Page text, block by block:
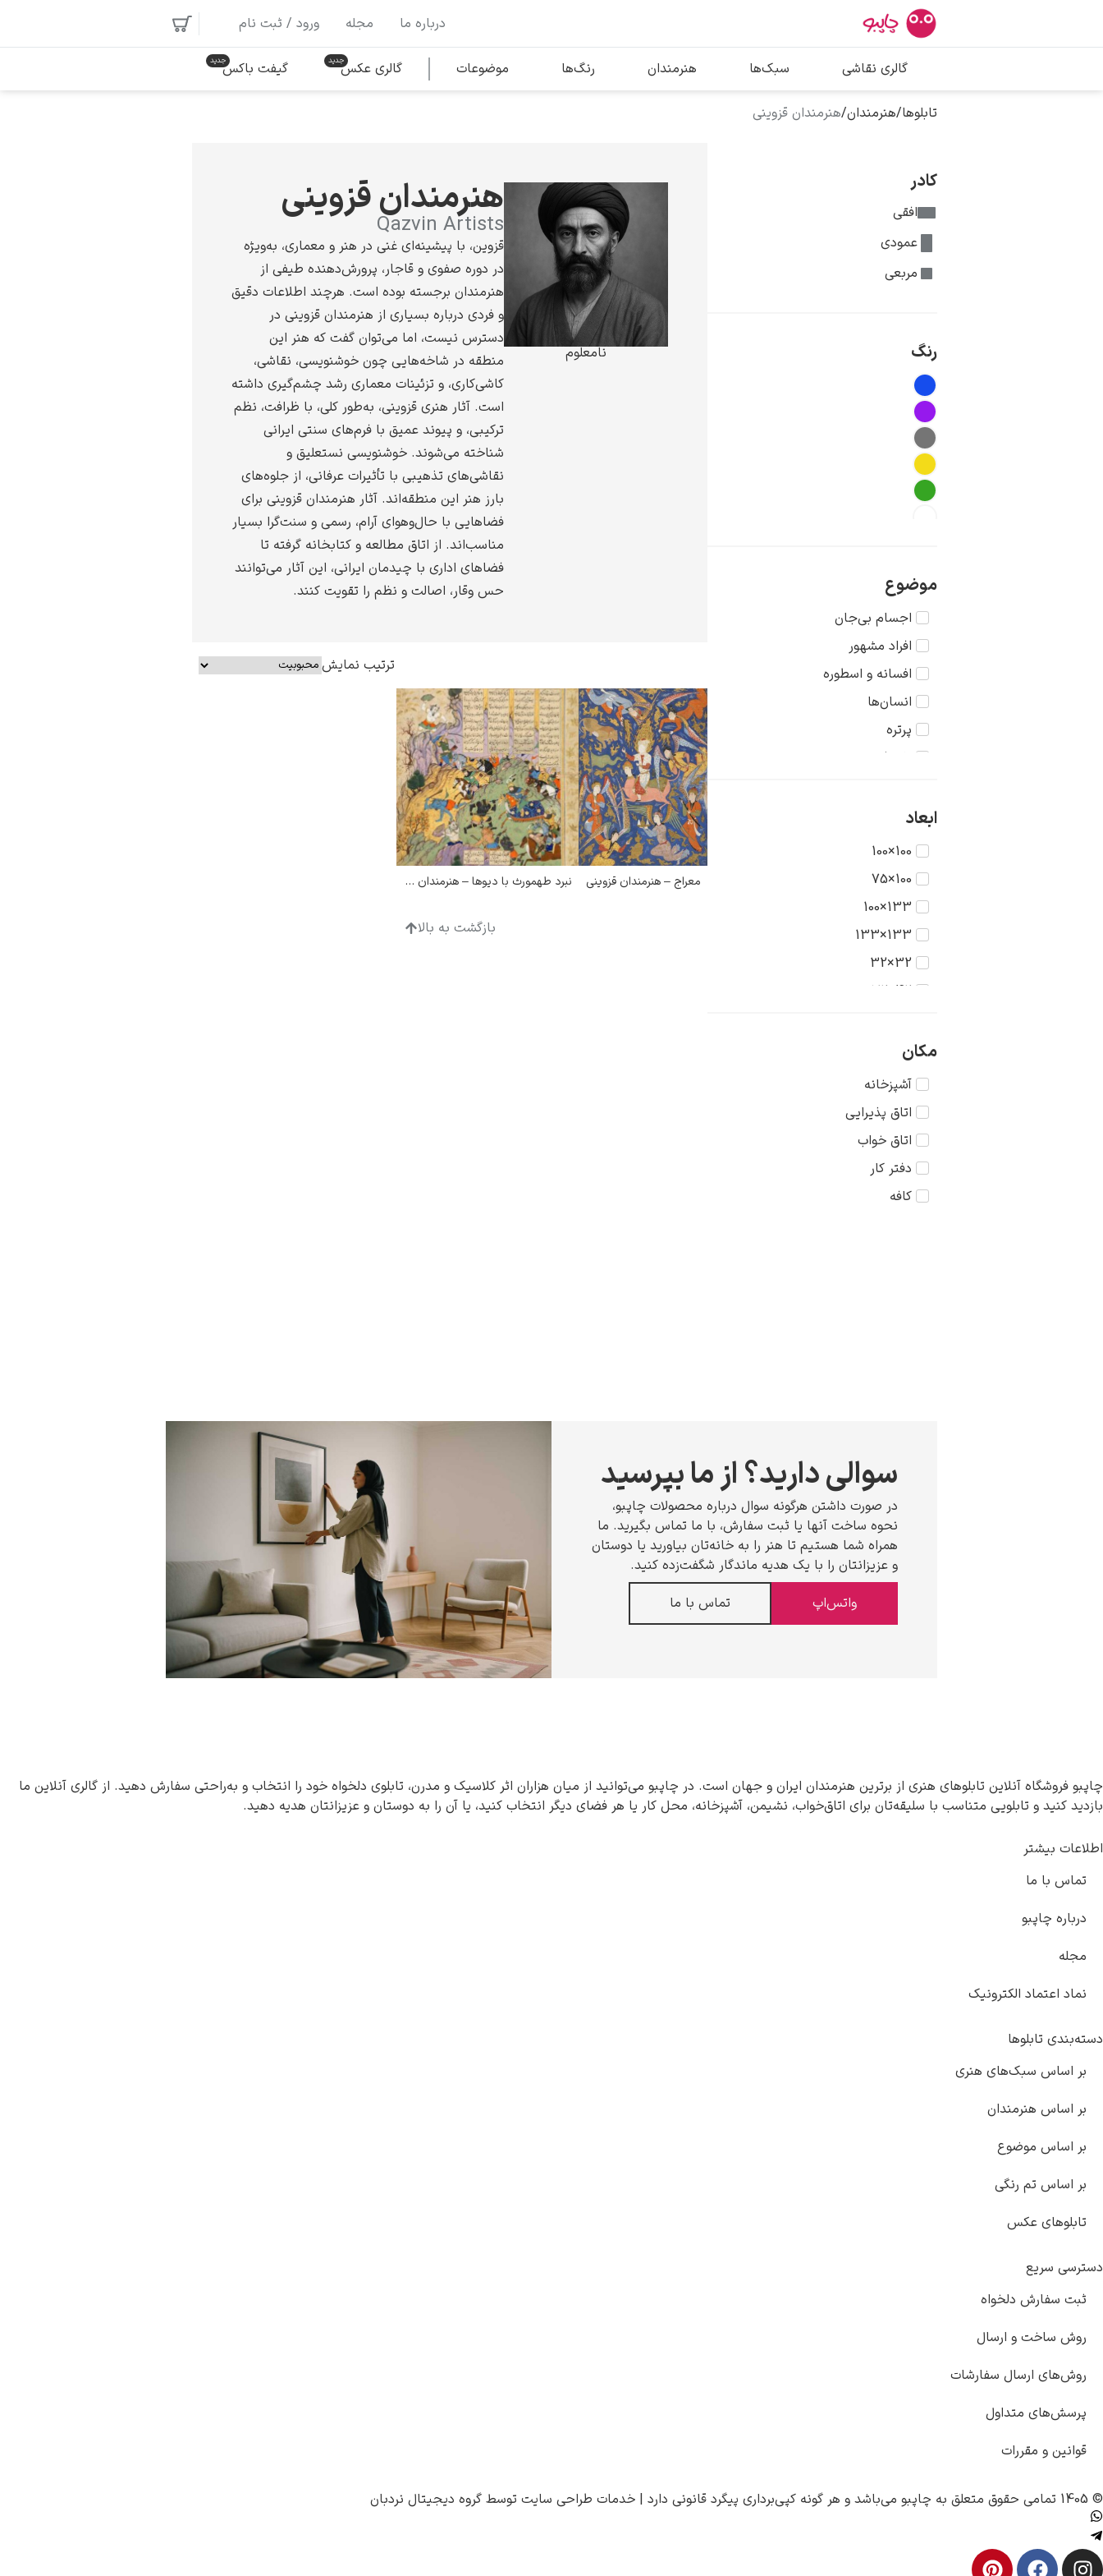
بیشترین جستجوها
پیکاسو
تابلو بوسه
محبوب‌ترین هنرمندان
ادوارد هاپر
ادگار دگا
درباره ما مجله ورود / ثبت نام
گالری نقاشی سبک‌ها هنرمندان رنگ‌ها موضوعات گالری عکس گیفت باکس
تابلوها/هنرمندان/هنرمندان قزوینی
کادر
افقی
عمودی
مربعی
رنگ
موضوع
اجسام بی‌جان
افراد مشهور
افسانه و اسطوره
انسان‌ها
پرتره
تاریخ
حیوانات
دریا
دورنما
دوشیزگان
رنگ‌ها
روستا
سکون
عشق
غرب وحشی
کودک
مذهبی
منظره
ابعاد
100×100
100×75
133×100
133×133
32×32
42×32
56×42
56×56
75×56
75×75
مکان
آشپزخانه
اتاق پذیرایی
اتاق خواب
دفتر کار
کافه
نامعلوم
هنرمندان قزوینی
Qazvin Artists
قزوین، با پیشینه‌ای غنی در هنر و معماری، به‌ویژه
در دوره صفوی و قاجار، پرورش‌دهنده طیفی از
هنرمندان برجسته بوده است. هرچند اطلاعات دقیق
و فردی درباره بسیاری از هنرمندان قزوینی در
دسترس نیست، اما می‌توان گفت که هنر این
منطقه در شاخه‌هایی چون خوشنویسی، نقاشی،
کاشی‌کاری، و تزئینات معماری رشد چشم‌گیری داشته
است. آثار هنری قزوینی، به‌طور کلی، با ظرافت، نظم
ترکیبى، و پیوند عمیق با فرم‌های سنتی ایرانی
شناخته می‌شوند. خوشنویسی نستعلیق و
نقاشی‌های تذهیبی با تأثیرات عرفانی، از جلوه‌های
بارز هنر این منطقه‌اند. آثار هنرمندان قزوینی برای
فضاهایی با حال‌وهوای آرام، رسمی و سنت‌گرا بسیار
مناسب‌اند. از اتاق مطالعه و کتابخانه گرفته تا
فضاهای اداری با چیدمان ایرانی، این آثار می‌توانند
حس وقار، اصالت و نظم را تقویت کنند.
ترتیب نمایش
معراج – هنرمندان قزوینی نبرد طهمورث با دیوها – هنرمندان قزوینی
بازگشت به بالا
سوالی دارید؟ از ما بپرسید
در صورت داشتن هرگونه سوال درباره محصولات چاپبو،
نحوه ساخت آنها یا ثبت سفارش، با ما تماس بگیرید. ما
همراه شما هستیم تا هنر را به خانه‌تان بیاورید یا دوستان
و عزیزانتان را با یک هدیه ماندگار شگفت‌زده کنید.
واتس‌اپ
تماس با ما
چاپبو فروشگاه آنلاین تابلوهای هنری از برترین هنرمندان ایران و جهان است. در چاپبو می‌توانید از میان هزاران اثر کلاسیک و مدرن، تابلوی دلخواه خود را انتخاب و به‌راحتی سفارش دهید. از گالری آنلاین ما
بازدید کنید و تابلویی متناسب با سلیقه‌تان برای اتاق‌خواب، نشیمن، آشپزخانه، محل کار یا هر فضای دیگر انتخاب کنید، یا آن را به دوستان و عزیزانتان هدیه دهید.
اطلاعات بیشتر
تماس با ما
درباره چاپبو
مجله
نماد اعتماد الکترونیک
دسته‌بندی تابلوها
بر اساس سبک‌های هنری
بر اساس هنرمندان
بر اساس موضوع
بر اساس تم رنگی
تابلوهای عکس
دسترسی سریع
ثبت سفارش دلخواه
روش ساخت و ارسال
روش‌های ارسال سفارشات
پرسش‌های متداول
قوانین و مقررات
© 1405 تمامی حقوق متعلق به چاپبو می‌باشد و هر گونه کپی‌برداری پیگرد قانونی دارد | خدمات طراحی سایت توسط گروه دیجیتال نردبان